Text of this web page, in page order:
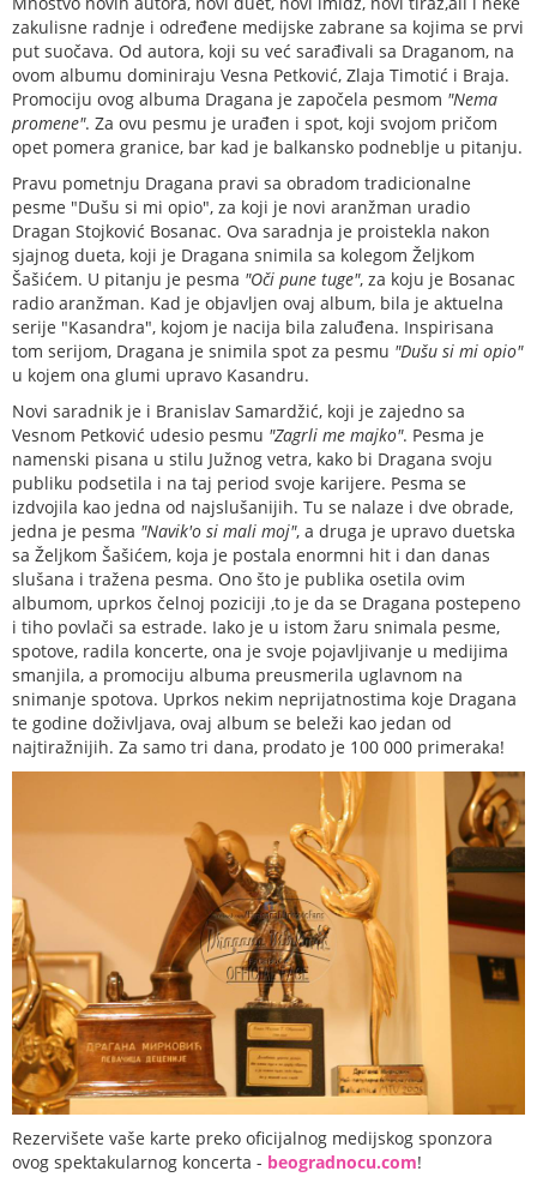
zakulisne radnje i određene medijske zabrane sa kojima se prvi
put suočava. Od autora, koji su već sarađivali sa Draganom, na
ovom albumu dominiraju Vesna Petković, Zlaja Timotić i Braja.
Promociju ovog albuma Dragana je započela pesmom "Nema
promene". Za ovu pesmu je urađen i spot, koji svojom pričom
opet pomera granice, bar kad je balkansko podneblje u pitanju.
Pravu pometnju Dragana pravi sa obradom tradicionalne
pesme "Dušu si mi opio", za koji je novi aranžman uradio
Dragan Stojković Bosanac. Ova saradnja je proistekla nakon
sjajnog dueta, koji je Dragana snimila sa kolegom Željkom
Šašićem. U pitanju je pesma "Oči pune tuge", za koju je Bosanac
radio aranžman. Kad je objavljen ovaj album, bila je aktuelna
serije "Kasandra", kojom je nacija bila zaluđena. Inspirisana
tom serijom, Dragana je snimila spot za pesmu "Dušu si mi opio"
u kojem ona glumi upravo Kasandru.
Novi saradnik je i Branislav Samardžić, koji je zajedno sa
Vesnom Petković udesio pesmu "Zagrli me majko". Pesma je
namenski pisana u stilu Južnog vetra, kako bi Dragana svoju
publiku podsetila i na taj period svoje karijere. Pesma se
izdvojila kao jedna od najslušanijih. Tu se nalaze i dve obrade,
jedna je pesma "Navik'o si mali moj", a druga je upravo duetska
sa Željkom Šašićem, koja je postala enormni hit i dan danas
slušana i tražena pesma. Ono što je publika osetila ovim
albumom, uprkos čelnoj poziciji ,to je da se Dragana postepeno
i tiho povlači sa estrade. Iako je u istom žaru snimala pesme,
spotove, radila koncerte, ona je svoje pojavljivanje u medijima
smanjila, a promociju albuma preusmerila uglavnom na
snimanje spotova. Uprkos nekim neprijatnostima koje Dragana
te godine doživljava, ovaj album se beleži kao jedan od
najtiražnijih. Za samo tri dana, prodato je 100 000 primeraka!
Rezervišete vaše karte preko oficijalnog medijskog sponzora
ovog spektakularnog koncerta - beogradnocu.com!